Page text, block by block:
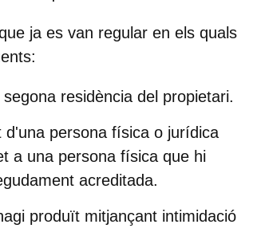
ja es van regular en els quals
residència del propietari.
persona física o jurídica
a una persona física que hi
acreditada.
produït mitjançant intimidació